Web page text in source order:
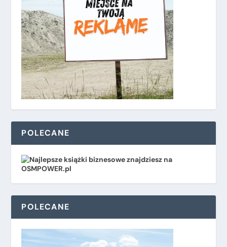
POLECANE
POLECANE